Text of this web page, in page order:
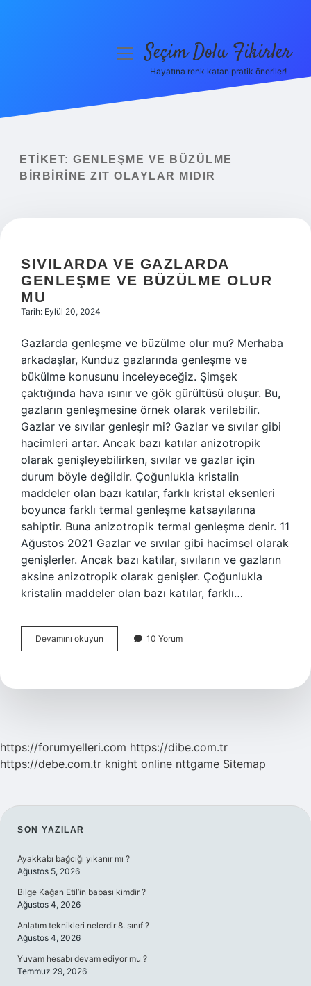
Yasal Uyarı
menüyüSeçim Dolu Fikirler
Hayatına renk katan pratik öneriler!
ETIKET: GENLEŞME VE BÜZÜLME
BIRBIRINE ZIT OLAYLAR MIDIR
SIVILARDA VE GAZLARDA
GENLEŞME VE BÜZÜLME OLUR
MU
Tarih: Eylül 20, 2024
Gazlarda genleşme ve büzülme olur mu? Merhaba
arkadaşlar, Kunduz gazlarında genleşme ve
bükülme konusunu inceleyeceğiz. Şimşek
çaktığında hava ısınır ve gök gürültüsü oluşur. Bu,
gazların genleşmesine örnek olarak verilebilir.
Gazlar ve sıvılar genleşir mi? Gazlar ve sıvılar gibi
hacimleri artar. Ancak bazı katılar anizotropik
olarak genişleyebilirken, sıvılar ve gazlar için
durum böyle değildir. Çoğunlukla kristalin
maddeler olan bazı katılar, farklı kristal eksenleri
boyunca farklı termal genleşme katsayılarına
sahiptir. Buna anizotropik termal genleşme denir. 11
Ağustos 2021 Gazlar ve sıvılar gibi hacimsel olarak
genişlerler. Ancak bazı katılar, sıvıların ve gazların
aksine anizotropik olarak genişler. Çoğunlukla
kristalin maddeler olan bazı katılar, farklı…
Devamını okuyun Sıvılarda
Ve
Ve
10 Yorum
https://forumyelleri.com https://dibe.com.tr
https://debe.com.tr knight online nttgame Sitemap
SIDEBAR
SON YAZILAR
Ayakkabı bağcığı yıkanır mı ?
Ağustos 5, 2026
Bilge Kağan Etil’in babası kimdir ?
Ağustos 4, 2026
Anlatım teknikleri nelerdir 8. sınıf ?
Ağustos 4, 2026
Yuvam hesabı devam ediyor mu ?
Temmuz 29, 2026